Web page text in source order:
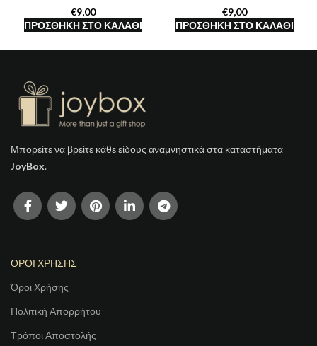
€
ΠΡΟΣΘΉΚΗ ΣΤΟ ΚΑΛΆΘΙ
€
ΠΡΟΣΘΉΚΗ ΣΤΟ ΚΑΛΆΘΙ
Μπορείτε να βρείτε κάθε είδους αναμνηστικά στα καταστήματα
JoyBox.
ΟΡΟΙ ΧΡΗΣΗΣ
Όροι Χρήσης
Πολιτική Απορρήτου
Τρόποι Αποστολής